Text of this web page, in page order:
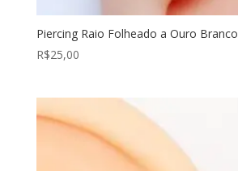
Piercing Raio Folheado a Ouro Branco
R$25,00